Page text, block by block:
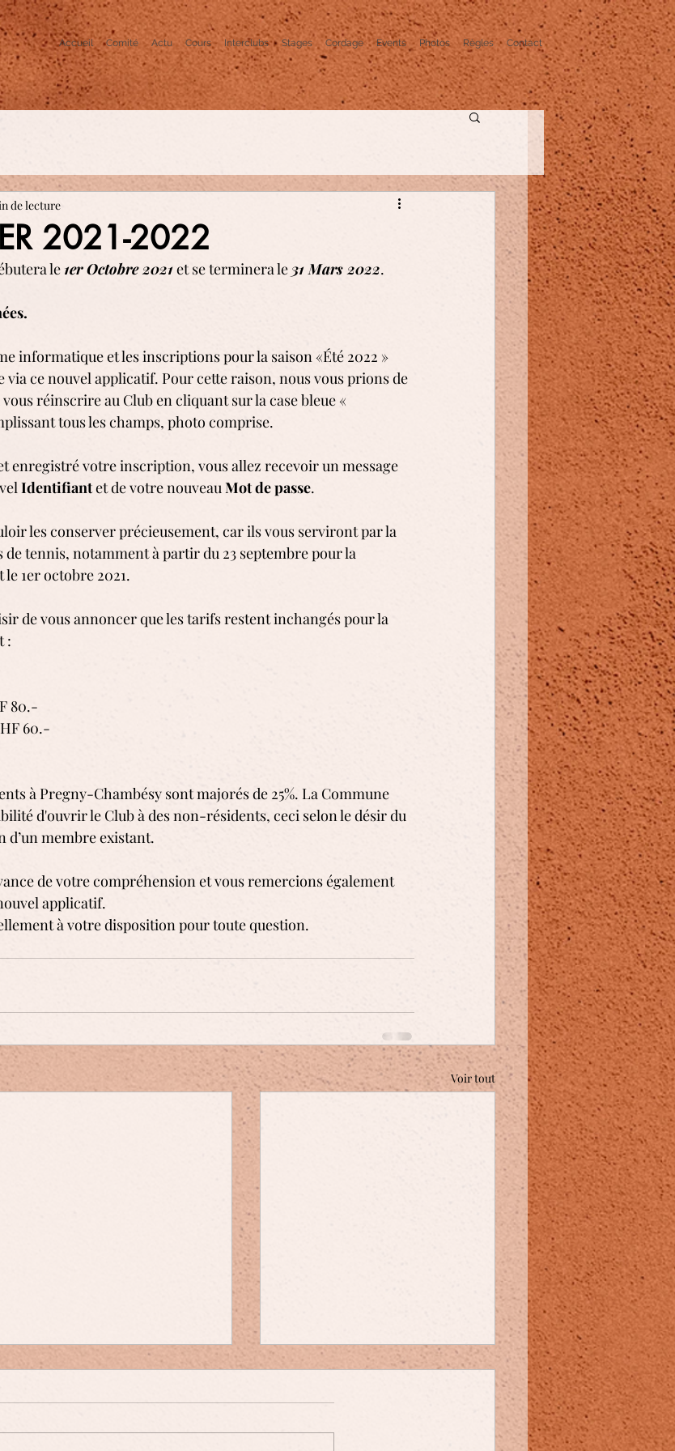
Accueil Comité Actu Cours Interclubs Stages Cordage Events Photos Règles Contact
2021-2022
de lecture
le 1er Octobre 2021 et se terminera le 31 Mars 2022.
informatique et les inscriptions pour la saison «Été 2022 »
via ce nouvel applicatif. Pour cette raison, nous vous prions de
réinscrire au Club en cliquant sur la case bleue «
tous les champs, photo comprise.
enregistré votre inscription, vous allez recevoir un message
Identifiant et de votre nouveau Mot de passe.
les conserver précieusement, car ils vous serviront par la
tennis, notamment à partir du 23 septembre pour la
1er octobre 2021.
de vous annoncer que les tarifs restent inchangés pour la
:
80.-
60.-
à Pregny-Chambésy sont majorés de 25%. La Commune
d'ouvrir le Club à des non-résidents, ceci selon le désir du
membre existant.
de votre compréhension et vous remercions également
applicatif.
à votre disposition pour toute question.
Voir tout